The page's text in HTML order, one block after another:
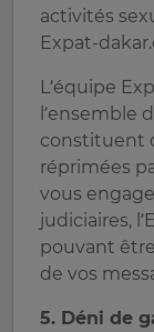
activités
Expat-
L’équipe
l’ensemble
constituent
réprimées
vous
judiciaires,
pouvant
de vos
5. Déni de